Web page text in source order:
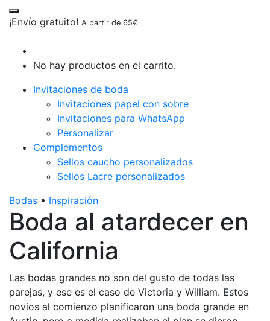
¡Envío gratuito! A partir de 65€
No hay productos en el carrito.
Invitaciones de boda
Invitaciones papel con sobre
Invitaciones para WhatsApp
Personalizar
Complementos
Sellos caucho personalizados
Sellos Lacre personalizados
Bodas • Inspiración
Boda al atardecer en
California
Las bodas grandes no son del gusto de todas las
parejas, y ese es el caso de Victoria y William. Estos
novios al comienzo planificaron una boda grande en